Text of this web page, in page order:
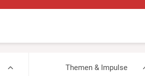
Themen & Impulse